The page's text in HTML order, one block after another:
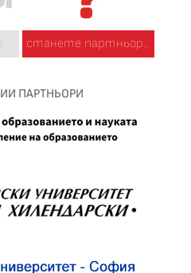
станете партньор...
ПАРТНЬОРИ